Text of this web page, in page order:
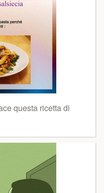
questa ricetta di